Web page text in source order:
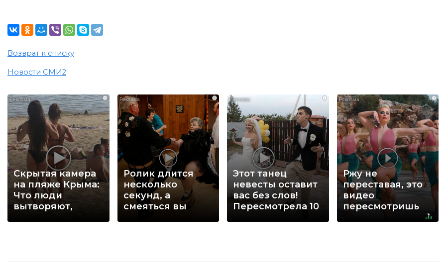
Возврат к списку
Новости СМИ2
i
Скрытая камера
на пляже Крыма:
Что люди
вытворяют,
i
Ролик длится
несколько
секунд, а
смеяться вы
i
Этот танец
невесты оставит
вас без слов!
Пересмотрела 10
i
Ржу не
переставая, это
видео
пересмотришь